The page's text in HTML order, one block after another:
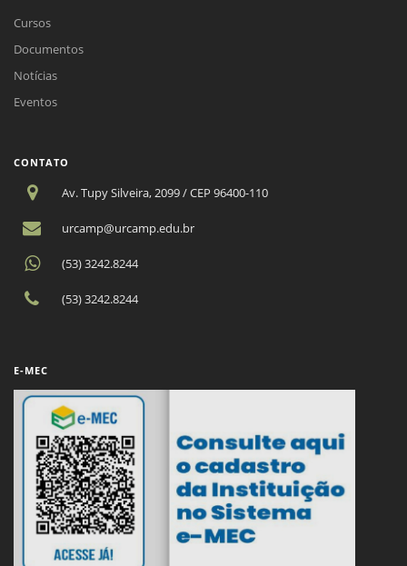
Cursos
Documentos
Notícias
Eventos
CONTATO
Av. Tupy Silveira, 2099 / CEP 96400-110
urcamp@urcamp.edu.br
(53) 3242.8244
(53) 3242.8244
E-MEC